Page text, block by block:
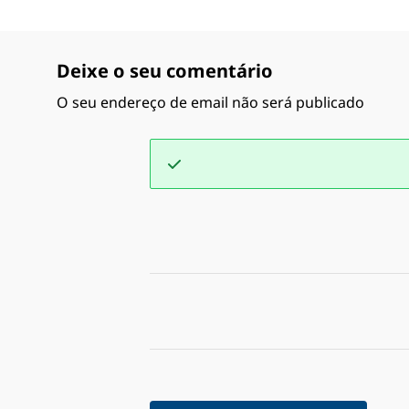
Deixe o seu comentário
O seu endereço de email não será publicado